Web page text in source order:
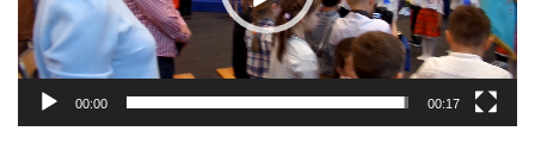
00:00 00:17